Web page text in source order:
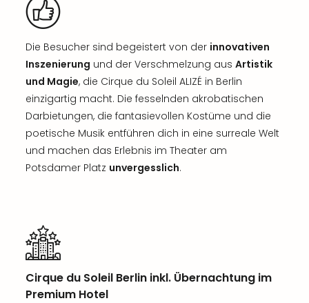
Die Besucher sind begeistert von der innovativen
Inszenierung und der Verschmelzung aus Artistik
und Magie, die Cirque du Soleil ALIZÉ in Berlin
einzigartig macht. Die fesselnden akrobatischen
Darbietungen, die fantasievollen Kostüme und die
poetische Musik entführen dich in eine surreale Welt
und machen das Erlebnis im Theater am
Potsdamer Platz unvergesslich.
Cirque du Soleil Berlin inkl. Übernachtung im
Premium Hotel